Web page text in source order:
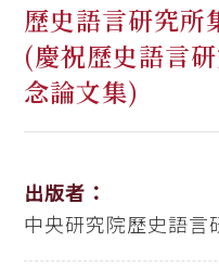
歷史語言研究所
(慶祝歷史語言
念論文集)
出版者：
中央研究院歷史語言